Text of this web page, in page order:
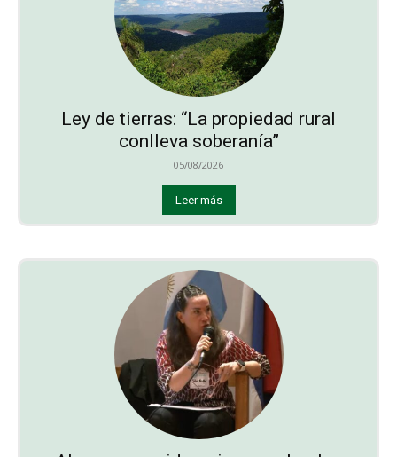
Ley de tierras: “La propiedad rural
conlleva soberanía”
05/08/2026
Leer más